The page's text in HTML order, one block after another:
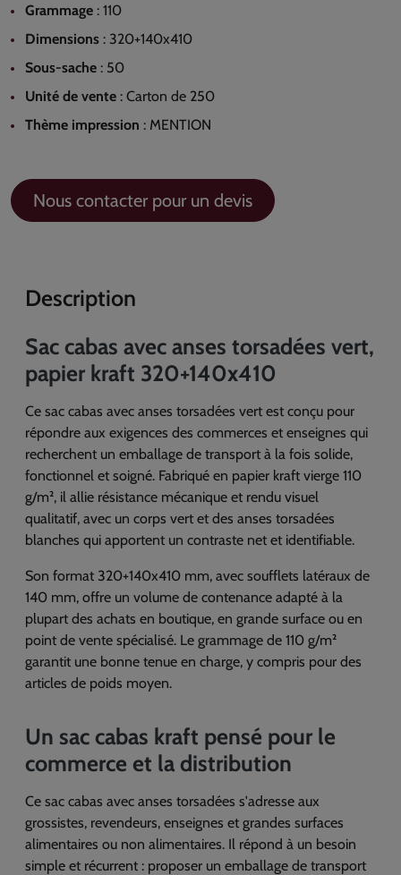
Grammage : 110
Dimensions : 320+140x410
Sous-sache : 50
Unité de vente : Carton de 250
Thème impression : MENTION
Nous contacter pour un devis
Description
Sac cabas avec anses torsadées vert,
papier kraft 320+140x410
Ce sac cabas avec anses torsadées vert est conçu pour
répondre aux exigences des commerces et enseignes qui
recherchent un emballage de transport à la fois solide,
fonctionnel et soigné. Fabriqué en papier kraft vierge 110
g/m², il allie résistance mécanique et rendu visuel
qualitatif, avec un corps vert et des anses torsadées
blanches qui apportent un contraste net et identifiable.
Son format 320+140x410 mm, avec soufflets latéraux de
140 mm, offre un volume de contenance adapté à la
plupart des achats en boutique, en grande surface ou en
point de vente spécialisé. Le grammage de 110 g/m²
garantit une bonne tenue en charge, y compris pour des
articles de poids moyen.
Un sac cabas kraft pensé pour le
commerce et la distribution
Ce sac cabas avec anses torsadées s'adresse aux
grossistes, revendeurs, enseignes et grandes surfaces
alimentaires ou non alimentaires. Il répond à un besoin
simple et récurrent : proposer un emballage de transport